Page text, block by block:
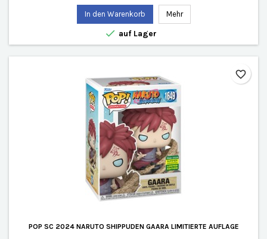
In den Warenkorb Mehr
 auf Lager
POP SC 2024 NARUTO SHIPPUDEN GAARA LIMITIERTE AUFLAGE
favorite_border